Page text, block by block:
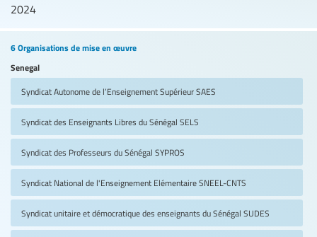
2024
6 Organisations de mise en œuvre
Senegal
Syndicat Autonome de l’Enseignement SupérieurSAES
Syndicat des Enseignants Libres du Sénégal SELS
Syndicat des Professeurs du Sénégal SYPROS
Syndicat National de l'Enseignement ElémentaireSNEEL-CNTS
Syndicat unitaire et démocratique des enseignants du Sénégal SUDES